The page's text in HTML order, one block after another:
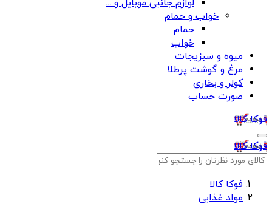
لوازم جانبی موبایل و ...
خواب و حمام
حمام
خواب
میوه و سبزیجات
مرغ و گوشت پرطلا
کولر و بخاری
صورت حساب
فوکا کالا
فوکا کالا
فوکا کالا
مواد غذایی